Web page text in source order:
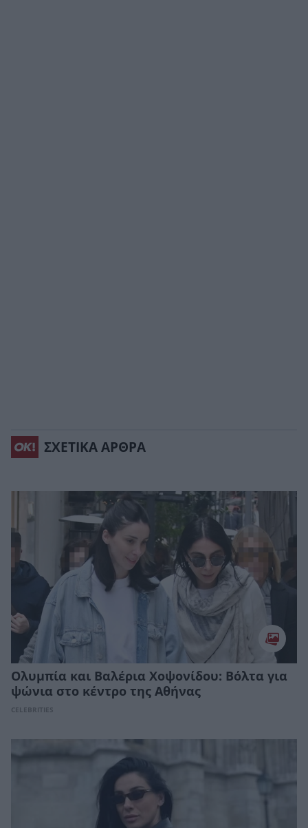
ΣΧΕΤΙΚΑ ΑΡΘΡΑ
Ολυμπία και Βαλέρια Χοψονίδου: Βόλτα για
ψώνια στο κέντρο της Αθήνας
CELEBRITIES